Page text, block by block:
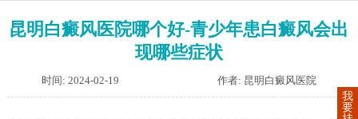
昆明白癜风医院哪个好-青少年患白癜风会出
现哪些症状
时间: 2024-02-19 作者: 昆明白癜风医院
我
要